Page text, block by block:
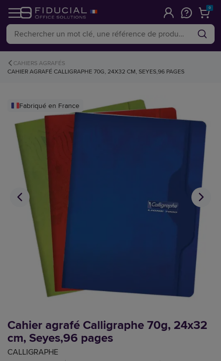
0
CAHIERS AGRAFÉS
CAHIER AGRAFÉ CALLIGRAPHE 70G, 24X32 CM, SEYES,96 PAGES
Fabriqué en France
Cahier agrafé Calligraphe 70g, 24x32
cm, Seyes,96 pages
CALLIGRAPHE